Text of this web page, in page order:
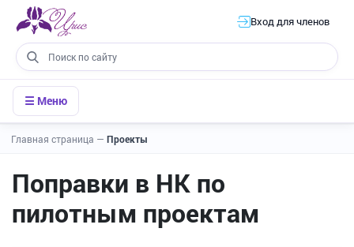
Вход для членов
☰ Меню
Главная страница — Проекты
Поправки в НК по
пилотным проектам